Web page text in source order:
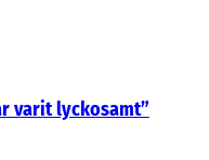
varit lyckosamt”